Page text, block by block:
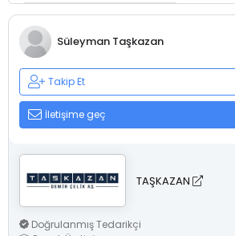
Süleyman Taşkazan
Takip Et
İletişime geç
TAŞKAZAN
Doğrulanmış Tedarikçi